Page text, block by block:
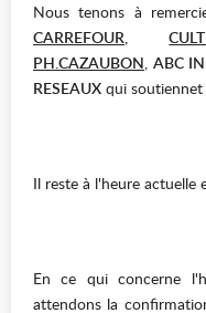
Nous tenons à
CARREFOUR,
PH.CAZAUBON, ABC
RESEAUX qui
Il reste à l'heure actuelle
En ce qui concerne
attendons la